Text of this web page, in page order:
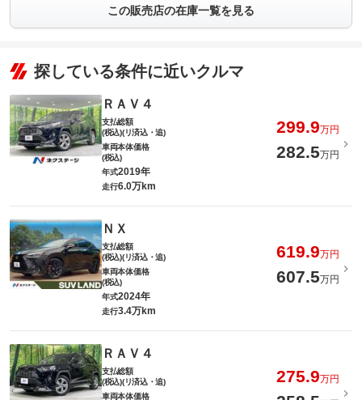
この販売店の在庫一覧を見る
探している条件に近いクルマ
ＲＡＶ４
支払総額
(税込)(リ済込・追)
299.9万円
車両本体価格
(税込)
282.5万円
年式2019年
走行6.0万km
ＮＸ
支払総額
(税込)(リ済込・追)
619.9万円
車両本体価格
(税込)
607.5万円
年式2024年
走行3.4万km
ＲＡＶ４
支払総額
(税込)(リ済込・追)
275.9万円
車両本体価格